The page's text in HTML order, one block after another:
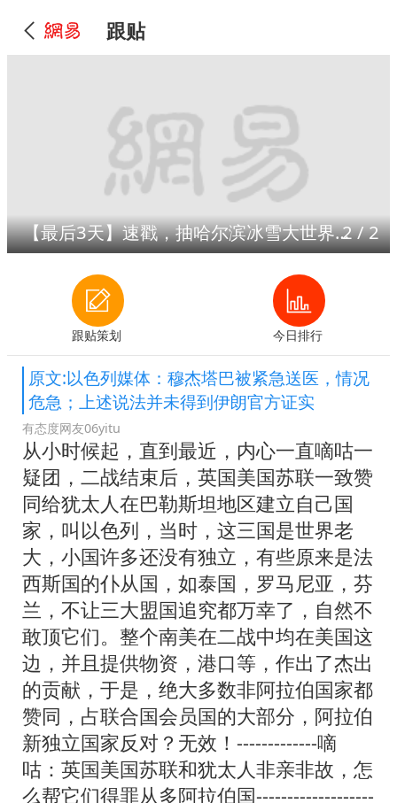
跟贴
【最后3天】速戳，抽哈尔滨冰雪大世界门票！2/2
跟贴策划 今日排行
原文:以色列媒体：穆杰塔巴被紧急送医，情况
危急；上述说法并未得到伊朗官方证实
有态度网友06yitu
从小时候起，直到最近，内心一直嘀咕一
疑团，二战结束后，英国美国苏联一致赞
同给犹太人在巴勒斯坦地区建立自己国
家，叫以色列，当时，这三国是世界老
大，小国许多还没有独立，有些原来是法
西斯国的仆从国，如泰国，罗马尼亚，芬
兰，不让三大盟国追究都万幸了，自然不
敢顶它们。整个南美在二战中均在美国这
边，并且提供物资，港口等，作出了杰出
的贡献，于是，绝大多数非阿拉伯国家都
赞同，占联合国会员国的大部分，阿拉伯
新独立国家反对？无效！-------------嘀
咕：英国美国苏联和犹太人非亲非故，怎
么帮它们得罪从多阿拉伯国-------------------